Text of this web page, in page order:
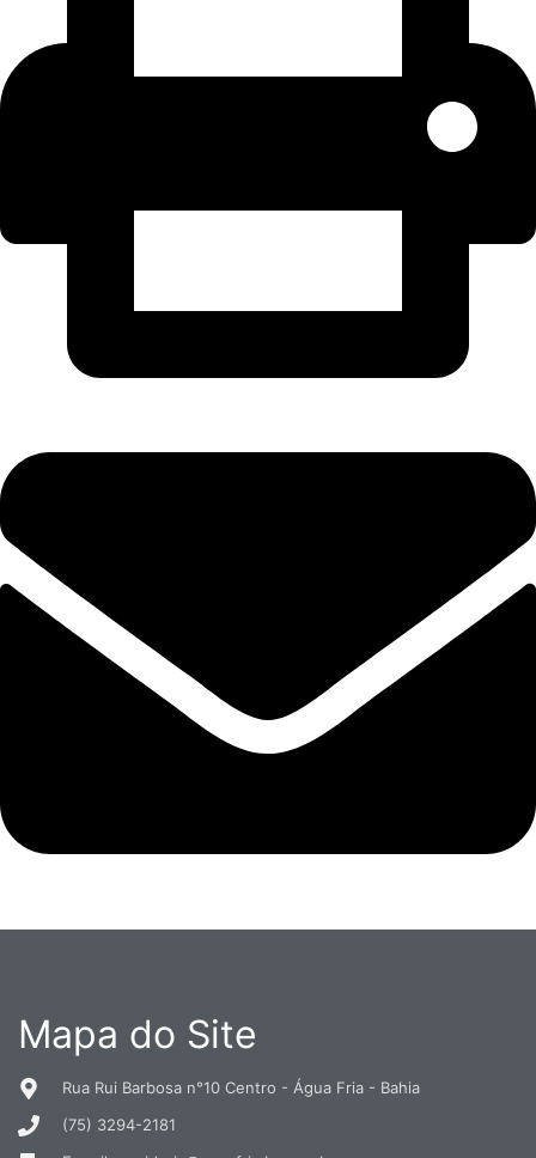
Mapa do Site
Rua Rui Barbosa n°10 Centro - Água Fria - Bahia
(75) 3294-2181